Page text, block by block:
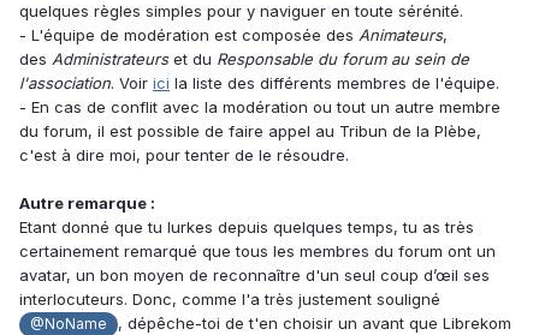
quelques règles simples pour y naviguer en toute sérénité.
- L'équipe de modération est composée des Animateurs,
des Administrateurs et du Responsable du forum au sein de
l'association. Voir ici la liste des différents membres de l'équipe.
- En cas de conflit avec la modération ou tout un autre membre
du forum, il est possible de faire appel au Tribun de la Plèbe,
c'est à dire moi, pour tenter de le résoudre.
Autre remarque :
Etant donné que tu lurkes depuis quelques temps, tu as très
certainement remarqué que tous les membres du forum ont un
avatar, un bon moyen de reconnaître d'un seul coup d’œil ses
interlocuteurs. Donc, comme l'a très justement souligné
@NoName
, dépêche-toi de t'en choisir un avant que Librekom